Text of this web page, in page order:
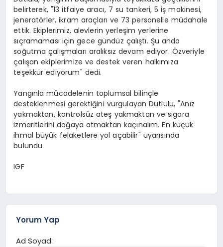
belirterek, "13 itfaiye aracı, 7 su tankeri, 5 iş makinesi,
jeneratörler, ikram araçları ve 73 personelle müdahale
ettik. Ekiplerimiz, alevlerin yerleşim yerlerine
sıçramaması için gece gündüz çalıştı. Şu anda
soğutma çalışmaları aralıksız devam ediyor. Özveriyle
çalışan ekiplerimize ve destek veren halkımıza
teşekkür ediyorum" dedi.
Yangınla mücadelenin toplumsal bilinçle
desteklenmesi gerektiğini vurgulayan Dutlulu, "Anız
yakmaktan, kontrolsüz ateş yakmaktan ve sigara
izmaritlerini doğaya atmaktan kaçınalım. En küçük
ihmal büyük felaketlere yol açabilir" uyarısında
bulundu.
IGF
Yorum Yap
Ad Soyad: